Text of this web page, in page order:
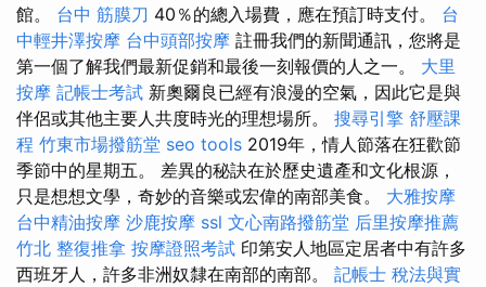
館。 台中 筋膜刀 40％的總入場費，應在預訂時支付。 台
中輕井澤按摩 台中頭部按摩 註冊我們的新聞通訊，您將是
第一個了解我們最新促銷和最後一刻報價的人之一。 大里
按摩 記帳士考試 新奧爾良已經有浪漫的空氣，因此它是與
伴侶或其他主要人共度時光的理想場所。 搜尋引擎 舒壓課
程 竹東市場撥筋堂 seo tools 2019年，情人節落在狂歡節
季節中的星期五。 差異的秘訣在於歷史遺產和文化根源，
只是想想文學，奇妙的音樂或宏偉的南部美食。 大雅按摩
台中精油按摩 沙鹿按摩 ssl 文心南路撥筋堂 后里按摩推薦
竹北 整復推拿 按摩證照考試 印第安人地區定居者中有許多
西班牙人，許多非洲奴隸在南部的南部。 記帳士 稅法與實